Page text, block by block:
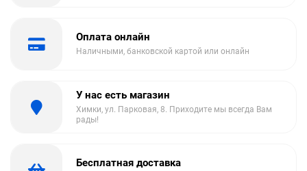
Оплата онлайн
Наличными, банковской картой или онлайн
У нас есть магазин
Химки, ул. Парковая, 8. Приходите мы всегда Вам
рады!
Бесплатная доставка